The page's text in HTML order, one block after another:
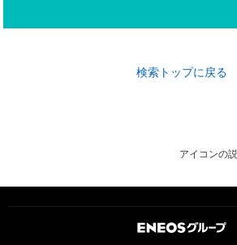
検索トップに戻る
アイコンの